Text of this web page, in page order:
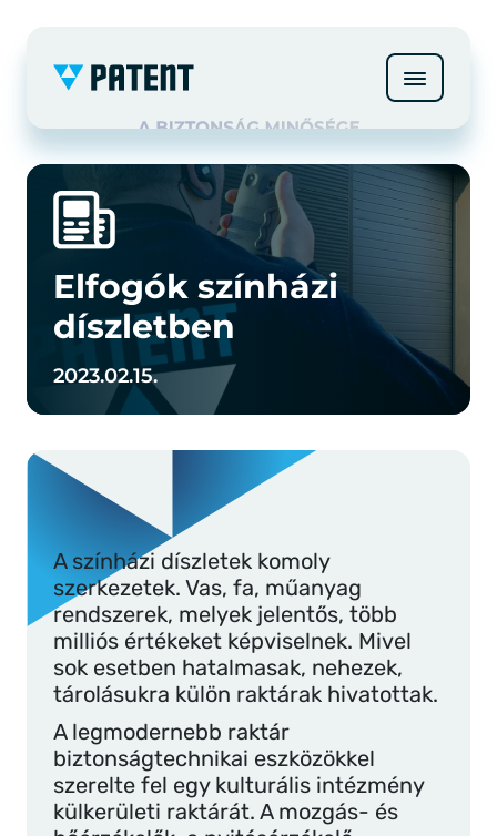
Elfogók színházi
díszletben
2023.02.15.
A színházi díszletek komoly
szerkezetek. Vas, fa, műanyag
rendszerek, melyek jelentős, több
milliós értékeket képviselnek. Mivel
sok esetben hatalmasak, nehezek,
tárolásukra külön raktárak hivatottak.
A legmodernebb raktár
biztonságtechnikai eszközökkel
szerelte fel egy kulturális intézmény
külkerületi raktárát. A mozgás- és